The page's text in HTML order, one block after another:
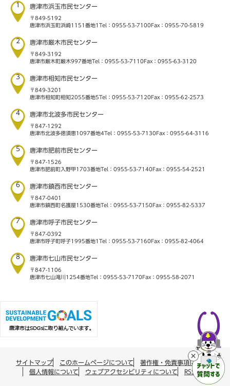
1 唐津市浜玉市民センター
〒849-5192
唐津市浜玉町浜崎1151番地1 Tel：0955-53-7100 Fax：0955-70-5819
2 唐津市厳木市民センター
〒849-3192
唐津市厳木町厳木997番地Tel：0955-53-7110 Fax：0955-63-3120
3 唐津市相知市民センター
〒849-3201
唐津市相知町相知2055番地5Tel：0955-53-7120 Fax：0955-62-2573
4 唐津市北波多市民センター
〒847-1292
唐津市北波多徳須恵1097番地4Tel：0955-53-7130 Fax：0955-64-3116
5 唐津市肥前市民センター
〒847-1526
唐津市肥前町入野甲1703番地Tel：0955-53-7140 Fax：0955-54-2521
6 唐津市鎮西市民センター
〒847-0401
唐津市鎮西町名護屋1530番地Tel：0955-53-7150 Fax：0955-82-5337
7 唐津市呼子市民センター
〒847-0392
唐津市呼子町呼子1995番地1 Tel：0955-53-7160 Fax：0955-82-4064
8 唐津市七山市民センター
〒847-1106
唐津市七山滝川1254番地Tel：0955-53-7170 Fax：0955-58-2071
サイトマップ このホームページについて
著作権・免責事項について
個人情報について
ウェブアクセシビリティについて RSS配信